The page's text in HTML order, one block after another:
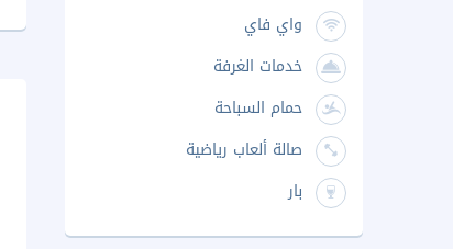
واي فاي
خدمات الغرفة
حمام السباحة
صالة ألعاب رياضية
بار